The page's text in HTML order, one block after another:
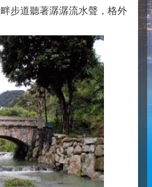
步道聽著潺潺流水聲，格外